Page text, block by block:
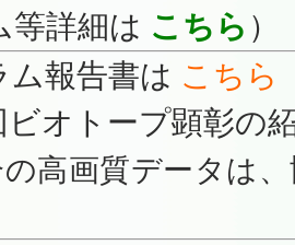
等詳細は こちら ）
報告書は こちら
オトープ顕彰の
高画質データは、